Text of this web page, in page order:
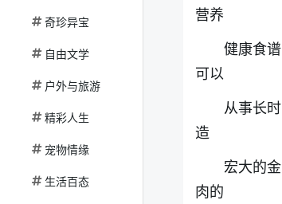
奇珍异宝
自由文学
户外与旅游
精彩人生
宠物情缘
生活百态
营养
健康食
可以
从事长
造
宏大的
肉的